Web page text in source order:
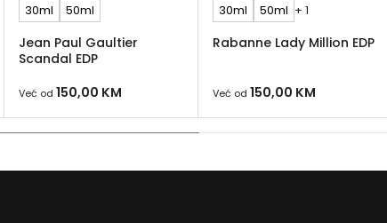
30ml 50ml
Jean Paul Gaultier
Scandal EDP
Već od 150,00 KM
30ml 50ml + 1
Rabanne Lady Million EDP
Već od 150,00 KM